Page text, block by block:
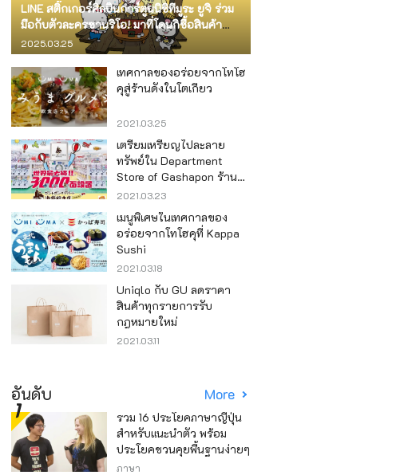
LINE สติ๊กเกอร์ศิลปินการ์ตูนนิชิทีมูระ ยูจิ ร่วม
มือกับตัวละครซานริโอ! มาที่โดนกิซื้อสินค้า
จำกัด
2025.03.25
เทศกาลของอร่อยจากโทโฮ
คุสู่ร้านดังในโตเกียว
2021.03.25
เตรียมเหรียญไปละลาย
ทรัพย์ใน Department
Store of Gashapon ร้านที่มี
เครื่องกาชาปองเยอะที่สุดใน
โลก อิเคะบุคุโระ
2021.03.23
เมนูพิเศษในเทศกาลของ
อร่อยจากโทโฮคุที่ Kappa
Sushi
2021.03.18
Uniqlo กับ GU ลดราคา
สินค้าทุกรายการรับ
กฎหมายใหม่
2021.03.11
อันดับ More
รวม 16 ประโยคภาษาญี่ปุ่น
สำหรับแนะนำตัว พร้อม
ประโยคชวนคุยพื้นฐานง่ายๆ
ภาษา